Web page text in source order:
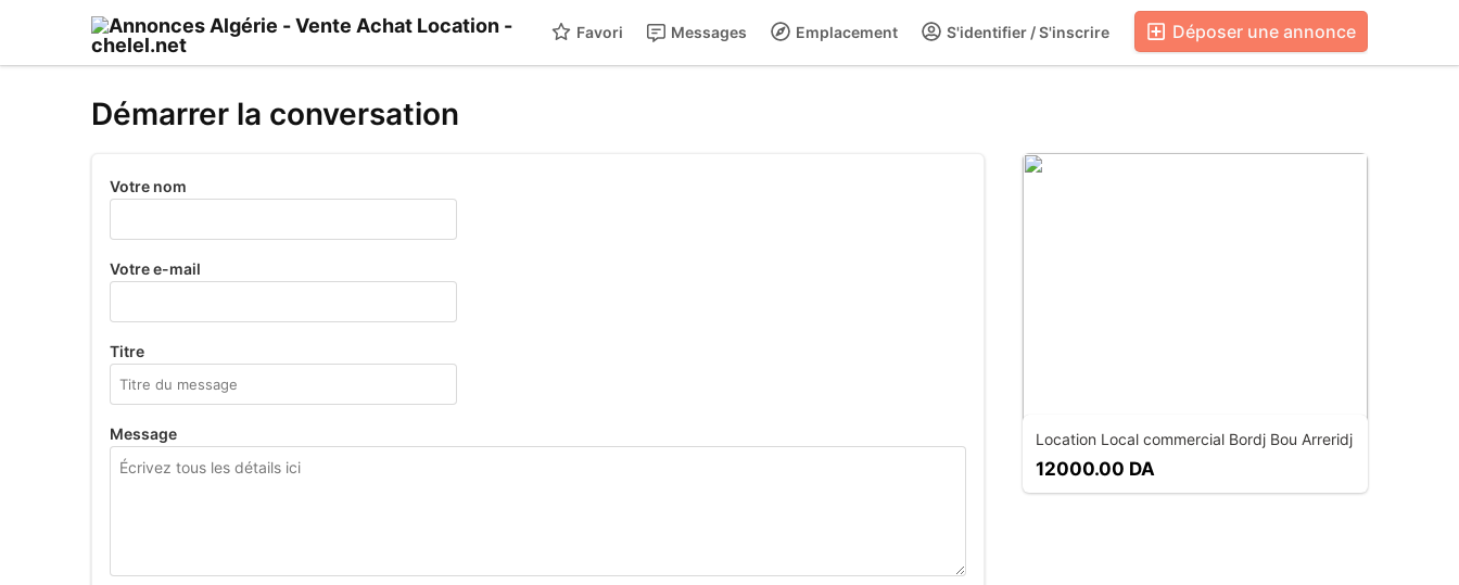
Déposer une annonce
S'identifier / S'inscrire
Emplacement
Messages
Favori
Démarrer la conversation
Location Local commercial Bordj Bou Arreridj
12000.00 DA
Votre nom
Votre e-mail
Titre
Message